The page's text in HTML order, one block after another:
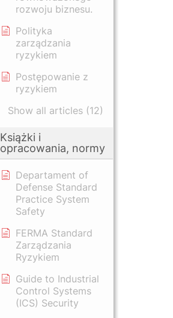
rozwoju biznesu.
Polityka
zarządzania
ryzykiem
Postępowanie z
ryzykiem
Show all articles (12)
Książki i
opracowania, normy
Departament of
Defense Standard
Practice System
Safety
FERMA Standard
Zarządzania
Ryzykiem
Guide to Industrial
Control Systems
(ICS) Security